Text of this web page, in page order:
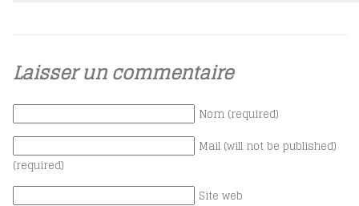
Laisser un commentaire
Nom (required)
Mail (will not be published)
(required)
Site web